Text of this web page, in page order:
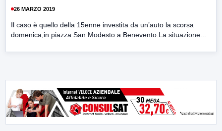
26 MARZO 2019
Il caso è quello della 15enne investita da un’auto la scorsa
domenica,in piazza San Modesto a Benevento.La situazione...